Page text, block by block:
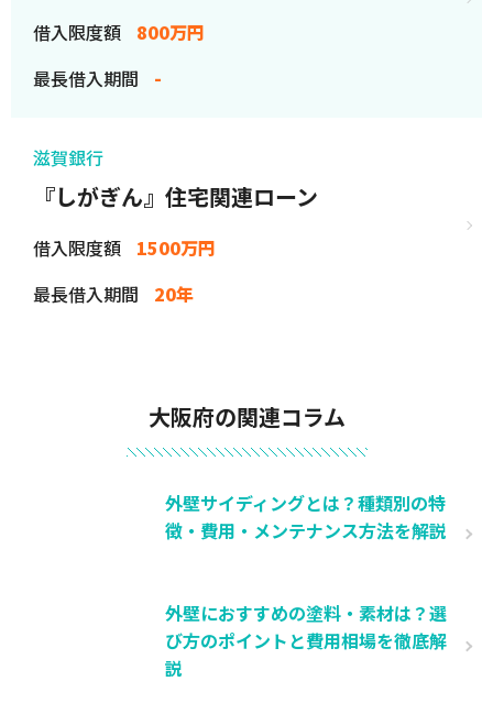
借入限度額
800万円
最長借入期間
-
滋賀銀行
『しがぎん』住宅関連ローン
借入限度額
1500万円
最長借入期間
20年
大阪府の関連コラム
外壁サイディングとは？種類別の特
徴・費用・メンテナンス方法を解説
外壁におすすめの塗料・素材は？選
び方のポイントと費用相場を徹底解
説